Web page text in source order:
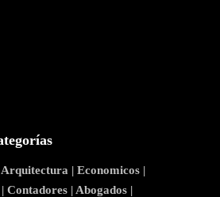
Arquitectura | Economicos |
| Contadores | Abogados |